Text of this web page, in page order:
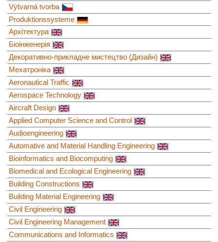
Výtvarná tvorba
Produktionssysteme
Архітектура
Біоінженерія
Декоративно-прикладне мистецтво (Дизайн)
Мехатроніка
Aeronautical Traffic
Aerospace Technology
Aircraft Design
Applied Computer Science and Control
Audioengineering
Automative and Material Handling Engineering
Bioinformatics and Biocomputing
Biomedical and Ecological Engineering
Building Constructions
Building Material Engineering
Civil Engineering
Civil Engineering Management
Communications and Informatics